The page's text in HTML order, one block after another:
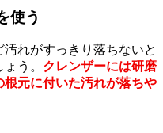
使う
れがすっきり落ちないと
う。 クレンザーには研磨
元に付いた汚れが落ちや